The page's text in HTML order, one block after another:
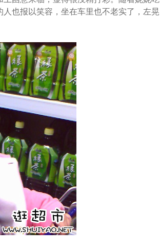
也报以笑容，坐在车里也不老实了，左晃